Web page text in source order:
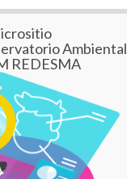
Ambiental
REDESMA